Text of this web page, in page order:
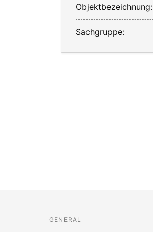
Objektbezeichnung:
Sachgruppe:
GENERAL